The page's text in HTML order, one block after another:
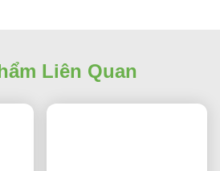
Liên Quan